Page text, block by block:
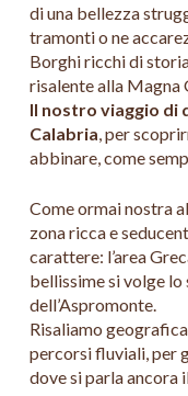
di una bellezza
tramonti o ne
Borghi ricchi di
risalente alla Magna
Il nostro viaggio di
Calabria, per
abbinare, come
Come ormai nostra
zona ricca e
carattere: l’area
bellissime si volge
dell’Aspromonte.
Risaliamo
percorsi fluviali, per
dove si parla ancora